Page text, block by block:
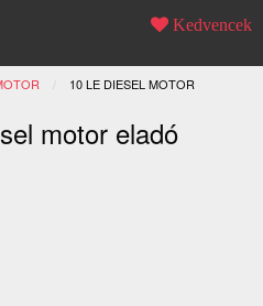
Kedvencek
JELENLEGI:
10 LE DIESEL MOTOR
motor eladó